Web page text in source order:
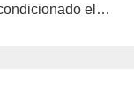
el…